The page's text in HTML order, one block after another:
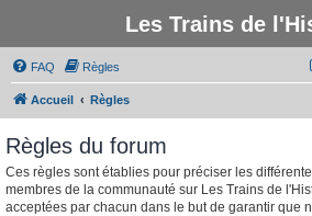
Les Trains de
FAQ Règles
Accueil Règles
Règles du forum
Ces règles sont établies pour préciser les
membres de la communauté sur Les Trains de
acceptées par chacun dans le but de garantir que